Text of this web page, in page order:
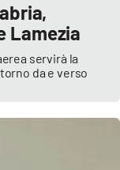
Lamezia
servirà la
da e verso